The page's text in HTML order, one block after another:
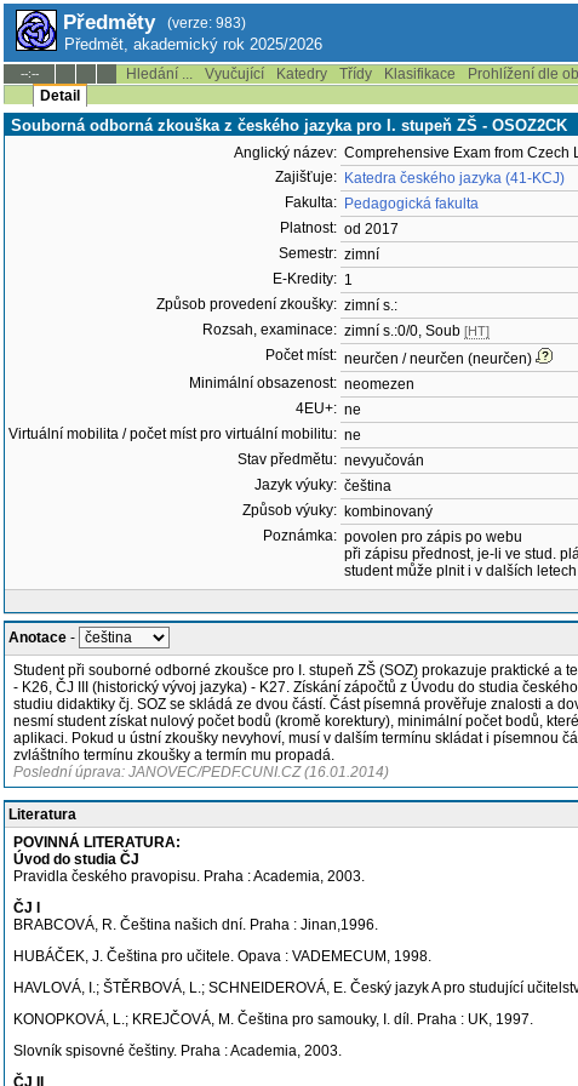
Předměty (verze: 983)
Předmět, akademický rok 2025/2026
--:-- Hledání ... Vyučující Katedry Třídy Klasifikace Prohlížení dle
Detail
Souborná odborná zkouška z českého jazyka pro I. stupeň ZŠ - OSOZ2CK
Anglický název: Comprehensive Exam from Czech
Zajišťuje: Katedra českého jazyka (41-KCJ)
Fakulta: Pedagogická fakulta
Platnost: od 2017
Semestr: zimní
E-Kredity: 1
Způsob provedení zkoušky: zimní s.:
Rozsah, examinace: zimní s.:0/0, Soub [HT]
Počet míst: neurčen / neurčen (neurčen)
Minimální obsazenost: neomezen
4EU+: ne
Virtuální mobilita / počet míst pro virtuální mobilitu: ne
Stav předmětu: nevyučován
Jazyk výuky: čeština
Způsob výuky: kombinovaný
Poznámka: povolen pro zápis po webu
při zápisu přednost, je-li ve stud.
student může plnit i v dalších letech
Anotace -
Student při souborné odborné zkoušce pro I. stupeň ZŠ (SOZ) prokazuje praktické
- K26, ČJ III (historický vývoj jazyka) - K27. Získání zápočtů z Úvodu do studia
studiu didaktiky čj. SOZ se skládá ze dvou částí. Část písemná prověřuje znalosti a
nesmí student získat nulový počet bodů (kromě korektury), minimální počet bodů,
aplikaci. Pokud u ústní zkoušky nevyhoví, musí v dalším termínu skládat i písemnou
zvláštního termínu zkoušky a termín mu propadá.
Poslední úprava: JANOVEC/PEDF.CUNI.CZ (16.01.2014)
Literatura
POVINNÁ LITERATURA:
Úvod do studia ČJ
Pravidla českého pravopisu. Praha : Academia, 2003.
ČJ I
BRABCOVÁ, R. Čeština našich dní. Praha : Jinan,1996.
HUBÁČEK, J. Čeština pro učitele. Opava : VADEMECUM, 1998.
HAVLOVÁ, I.; ŠTĚRBOVÁ, L.; SCHNEIDEROVÁ, E. Český jazyk A pro studující
KONOPKOVÁ, L.; KREJČOVÁ, M. Čeština pro samouky, I. díl. Praha : UK, 1997.
Slovník spisovné češtiny. Praha : Academia, 2003.
ČJ II